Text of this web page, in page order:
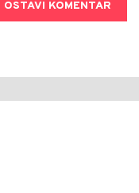
OSTAVI KOMENTAR